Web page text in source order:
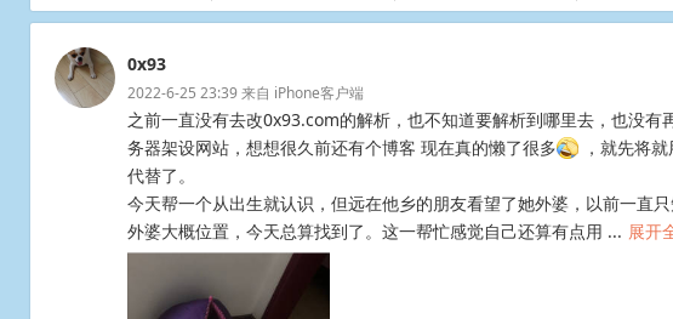
0x93
2022-6-25 23:39来自 iPhone客户端
之前一直没有去改0x93.com的解析，也不知道要解析到哪里去，也没有
务器架设网站，想想很久前还有个博客 现在真的懒了很多
，就先将
代替了。
今天帮一个从出生就认识，但远在他乡的朋友看望了她外婆，以前一直
外婆大概位置，今天总算找到了。这一帮忙感觉自己还算有点用 ​​​​... 展开